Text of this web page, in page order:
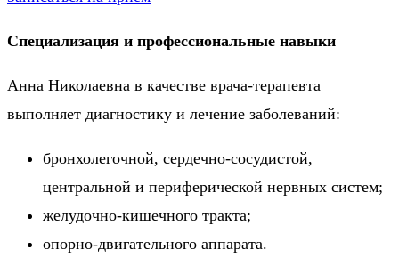
Специализация и профессиональные навыки
Анна Николаевна в качестве врача-терапевта
выполняет диагностику и лечение заболеваний:
бронхолегочной, сердечно-сосудистой,
центральной и периферической нервных систем;
желудочно-кишечного тракта;
опорно-двигательного аппарата.